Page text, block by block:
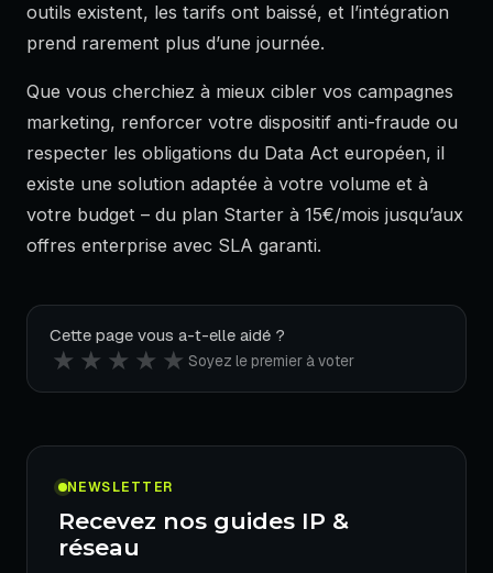
outils existent, les tarifs ont baissé, et l’intégration
prend rarement plus d’une journée.
Que vous cherchiez à mieux cibler vos campagnes
marketing, renforcer votre dispositif anti-fraude ou
respecter les obligations du Data Act européen, il
existe une solution adaptée à votre volume et à
votre budget – du plan Starter à 15€/mois jusqu’aux
offres enterprise avec SLA garanti.
Cette page vous a-t-elle aidé ?
★ ★ ★ ★ ★ Soyez le premier à voter
NEWSLETTER
Recevez nos guides IP &
réseau